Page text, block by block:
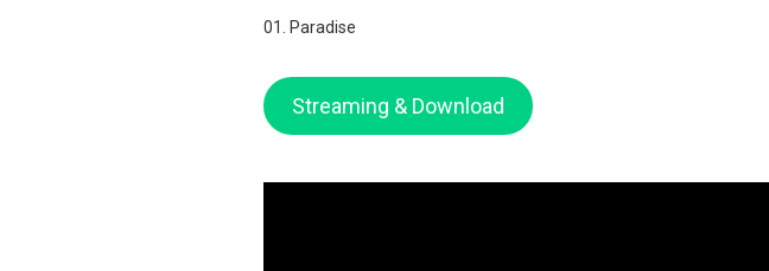
01. Paradise
Streaming & Download